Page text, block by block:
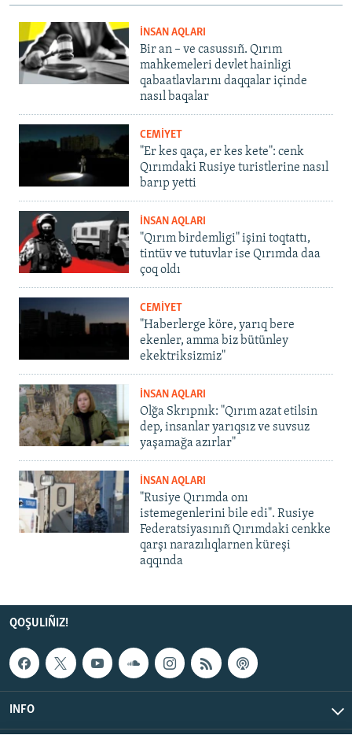
İNSAN AQLARI
Bir an – ve casussıñ. Qırım
mahkemeleri devlet hainligi
qabaatlavlarını daqqalar içinde
nasıl baqalar
CEMİYET
"Er kes qaça, er kes kete": cenk
Qırımdaki Rusiye turistlerine nasıl
barıp yetti
İNSAN AQLARI
"Qırım birdemligi" işini toqtattı,
tintüv ve tutuvlar ise Qırımda daa
çoq oldı
CEMİYET
"Haberlerge köre, yarıq bere
ekenler, amma biz bütünley
ekektriksizmiz"
İNSAN AQLARI
Olğa Skrıpnık: "Qırım azat etilsin
dep, insanlar yarıqsız ve suvsuz
yaşamağa azırlar"
İNSAN AQLARI
"Rusiye Qırımda onı
istemegenlerini bile edi". Rusiye
Federatsiyasınıñ Qırımdaki cenkke
qarşı narazılıqlarnen küreşi
aqqında
QOŞULIÑIZ!
INFO